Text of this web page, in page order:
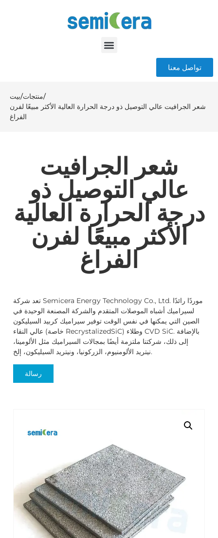
تواصل معنا
بيت/منتجات/
شعر الجرافيت عالي التوصيل ذو درجة الحرارة العالية الأكثر مبيعًا لفرن
الفراغ
شعر الجرافيت
عالي التوصيل ذو
درجة الحرارة العالية
الأكثر مبيعًا لفرن
الفراغ
تعد شركة Semicera Energy Technology Co., Ltd. موردًا رائدًا
لسيراميك أشباه الموصلات المتقدم والشركة المصنعة الوحيدة في
الصين التي يمكنها في نفس الوقت توفير سيراميك كربيد السيليكون
عالي النقاء (خاصة RecrystalizedSiC) وطلاء CVD SiC. بالإضافة
إلى ذلك، شركتنا ملتزمة أيضًا بمجالات السيراميك مثل الألومينا،
نيتريد الألومنيوم، الزركونيا، ونيتريد السيليكون، إلخ.
رسالة